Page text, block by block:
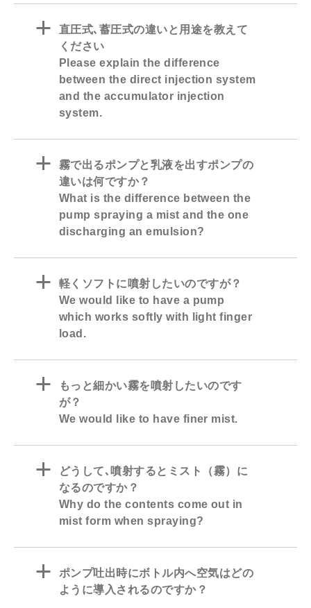
a
直圧式､蓄圧式の違いと用途を教えて
ください
Please explain the difference
between the direct injection system
and the accumulator injection
system.
a
霧で出るポンプと乳液を出すポンプの
違いは何ですか？
What is the difference between the
pump spraying a mist and the one
discharging an emulsion?
a
軽くソフトに噴射したいのですが？
We would like to have a pump
which works softly with light finger
load.
a
もっと細かい霧を噴射したいのです
が？
We would like to have finer mist.
a
どうして､噴射するとミスト（霧）に
なるのですか？
Why do the contents come out in
mist form when spraying?
a
ポンプ吐出時にボトル内へ空気はどの
ように導入されるのですか？